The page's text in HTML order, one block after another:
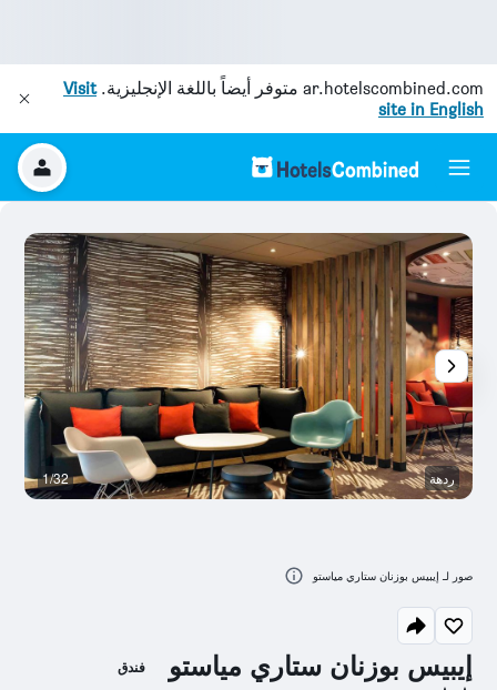
ar.hotelscombined.com متوفر أيضاً باللغة الإنجليزية.Visit
site in English
إيبيس بوزنان ستاري مياستو فندق
ردهة 1/32
صور لـ إيبيس بوزنان ستاري مياستو